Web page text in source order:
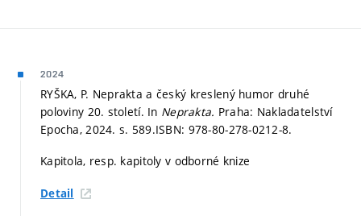
2024
RYŠKA, P. Neprakta a český kreslený humor druhé
poloviny 20. století. In Neprakta. Praha: Nakladatelství
Epocha, 2024. s. 589.ISBN: 978-80-278-0212-8.
Kapitola, resp. kapitoly v odborné knize
Detail